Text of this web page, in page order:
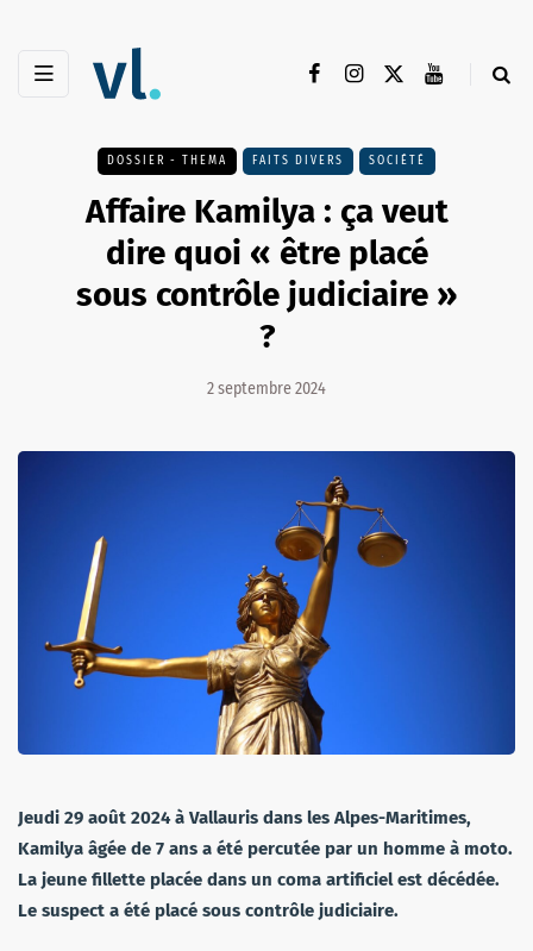
DOSSIER - THEMA FAITS DIVERS SOCIÉTÉ
Affaire Kamilya : ça veut
dire quoi « être placé
sous contrôle judiciaire »
?
2 septembre 2024
Jeudi 29 août 2024 à Vallauris dans les Alpes-Maritimes,
Kamilya âgée de 7 ans a été percutée par un homme à moto.
La jeune fillette placée dans un coma artificiel est décédée.
Le suspect a été placé sous contrôle judiciaire.